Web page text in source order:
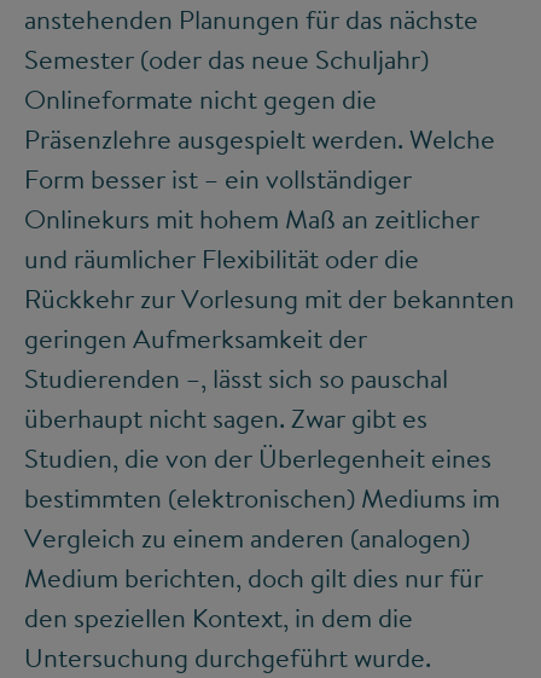
anstehenden Planungen für das nächste
Semester (oder das neue Schuljahr)
Onlineformate nicht gegen die
Präsenzlehre ausgespielt werden. Welche
Form besser ist – ein vollständiger
Onlinekurs mit hohem Maß an zeitlicher
und räumlicher Flexibilität oder die
Rückkehr zur Vorlesung mit der bekannten
geringen Aufmerksamkeit der
Studierenden –, lässt sich so pauschal
überhaupt nicht sagen. Zwar gibt es
Studien, die von der Überlegenheit eines
bestimmten (elektronischen) Mediums im
Vergleich zu einem anderen (analogen)
Medium berichten, doch gilt dies nur für
den speziellen Kontext, in dem die
Untersuchung durchgeführt wurde.